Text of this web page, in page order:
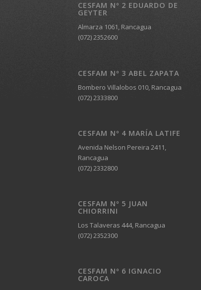
CESFAM Nº 2 EDUARDO DE
GEYTER
Almarza 1061, Rancagua
(072) 2352600
CESFAM Nº 3 ABEL ZAPATA
Bombero Villalobos 010, Rancagua
(072) 2333800
CESFAM Nº 4 MARÍA LATIFE
Avenida Nelson Pereira 2411,
Rancagua
(072) 2332800
CESFAM Nº 5 JUAN
CHIORRINI
Los Talaveras 444, Rancagua
(072) 2352300
CESFAM Nº 6 IGNACIO
CAROCA